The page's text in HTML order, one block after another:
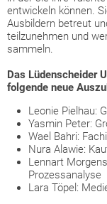
entwickeln können.
Ausbildern betreut
teilzunehmen und
sammeln.
Das Lüdenscheider
folgende neue
Leonie Pielhau:
Yasmin Peter:
Wael Bahri:
Nura Alawie:
Lennart
Prozessanalyse
Lara Töpel: